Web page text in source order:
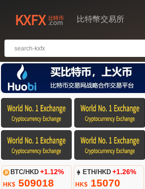
比特幣交易所
BTC/HKD +1.12%
HK$509018
ETH/HKD +1.26%
HK$ 15070